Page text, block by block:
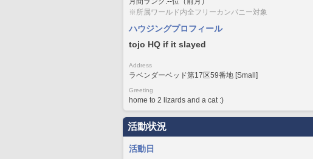
※所属ワールド内全フリーカンパニー対象
ハウジングプロフィール
tojo HQ if it slayed
Address
ラベンダーベッド第17区59番地 [Small]
Greeting
home to 2 lizards and a cat :)
活動状況
活動日